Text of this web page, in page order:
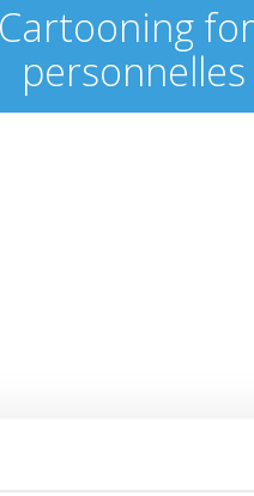
personnelles